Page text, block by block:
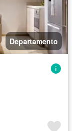
Departamento